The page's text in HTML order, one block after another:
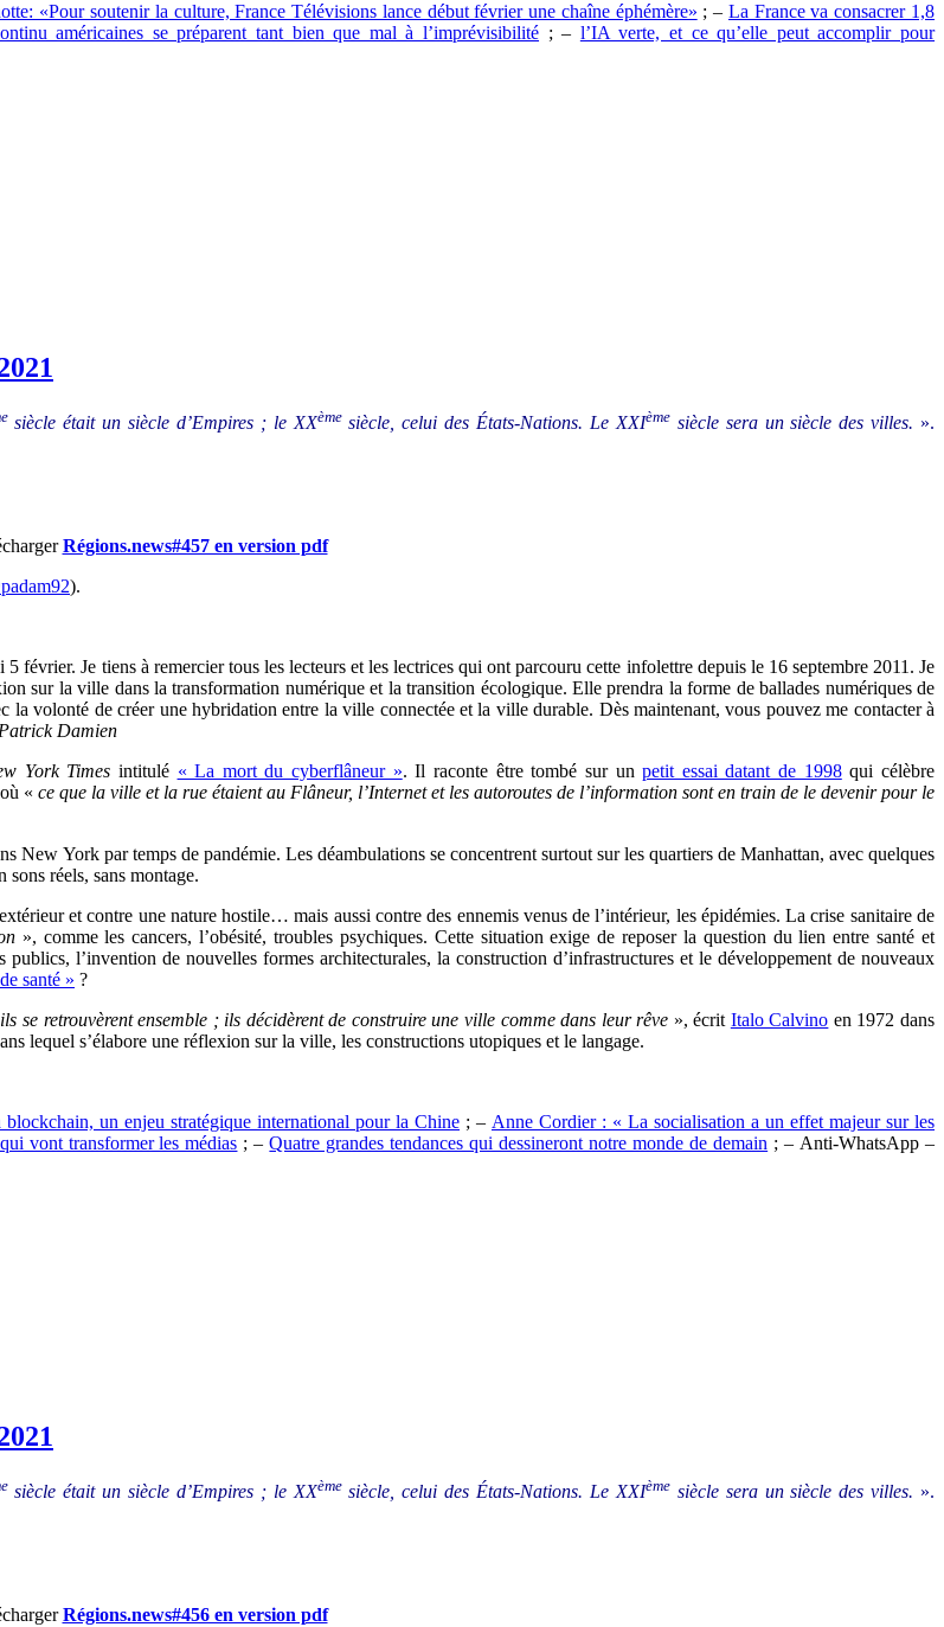
«Pour soutenir la culture, France Télévisions lance début février une chaîne éphémère» ; – La France va consacrer 1,8
américaines se préparent tant bien que mal à l’imprévisibilité ; – l’IA verte, et ce qu’elle peut accomplir pour
siècle était un siècle d’Empires ; le XXèmesiècle, celui des États-Nations. Le XXIèmesiècle sera un siècle des villes. ».
Régions.news#457 en version pdf
).
5 février. Je tiens à remercier tous les lecteurs et les lectrices qui ont parcouru cette infolettre depuis le 16 septembre 2011. Je
sur la ville dans la transformation numérique et la transition écologique. Elle prendra la forme de ballades numériques de
volonté de créer une hybridation entre la ville connectée et la ville durable. Dès maintenant, vous pouvez me contacter à
Patrick Damien
York Times intitulé « La mort du cyberflâneur ». Il raconte être tombé sur unpetit essai datant de 1998qui célèbre
« ce que la ville et la rue étaient au Flâneur, l’Internet et les autoroutes de l’information sont en train de le devenir pour le
New York par temps de pandémie. Les déambulations se concentrent surtout sur les quartiers de Manhattan, avec quelques
sons réels, sans montage.
et contre une nature hostile… mais aussi contre des ennemis venus de l’intérieur, les épidémies. La crise sanitaire de
», comme les cancers, l’obésité, troubles psychiques. Cette situation exige de reposer la question du lien entre santé et
l’invention de nouvelles formes architecturales, la construction d’infrastructures et le développement de nouveaux
santé » ?
retrouvèrent ensemble ; ils décidèrent de construire une ville comme dans leur rêve », écrit Italo Calvino en 1972 dans
lequel s’élabore une réflexion sur la ville, les constructions utopiques et le langage.
blockchain, un enjeu stratégique international pour la Chine ; – Anne Cordier : « La socialisation a un effet majeur sur les
vont transformer les médias ; –Quatre grandes tendances qui dessineront notre monde de demain ; – Anti-WhatsApp –
siècle était un siècle d’Empires ; le XXèmesiècle, celui des États-Nations. Le XXIèmesiècle sera un siècle des villes. ».
Régions.news#456 en version pdf